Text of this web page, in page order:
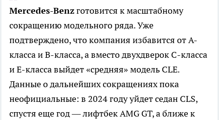
Mercedes-Benzготовится к масштабному
сокращению модельного ряда. Уже
подтверждено, что компания избавится от A-
класса и B-класса, а вместо двухдверок C-класса
и E-класса выйдет «средняя» модель CLE.
Данные о дальнейших сокращениях пока
неофициальные: в 2024 году уйдет седан CLS,
спустя еще год — лифтбек AMG GT, а ближе к